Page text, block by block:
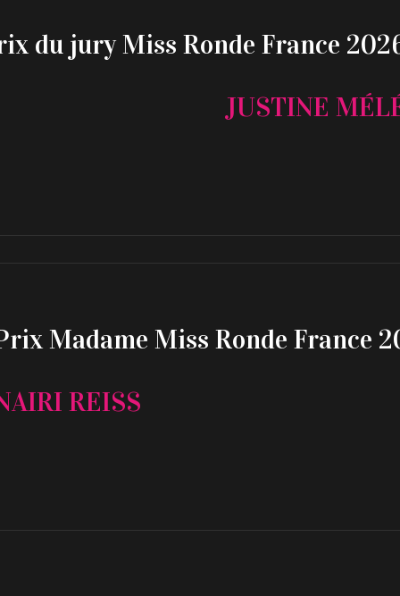
du jury Miss Ronde France
JUSTINE
Madame Miss Ronde France
REISS